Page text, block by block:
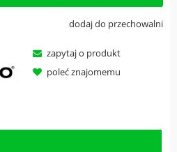
dodaj do przechowalni
zapytaj o produkt
poleć znajomemu